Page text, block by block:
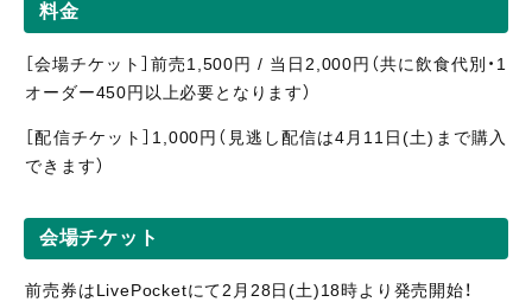
料金
［会場チケット］前売1,500円 / 当日2,000円（共に飲食代別・1
オーダー450円以上必要となります）
［配信チケット］1,000円（見逃し配信は4月11日(土)まで購入
できます）
会場チケット
前売券はLivePocketにて2月28日(土)18時より発売開始！